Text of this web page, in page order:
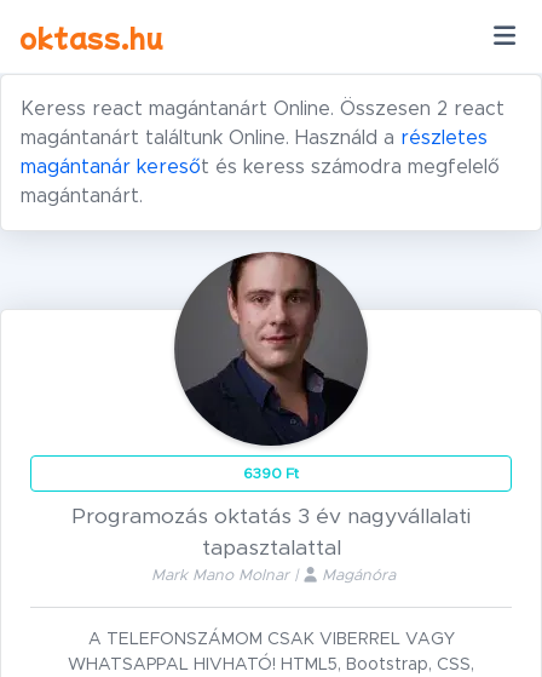
oktass.hu
Keress react magántanárt Online. Összesen 2 react
magántanárt találtunk Online. Használd a részletes
magántanár keresőt és keress számodra megfelelő
magántanárt.
6390 Ft
Programozás oktatás 3 év nagyvállalati
tapasztalattal
Mark Mano Molnar | Magánóra
A TELEFONSZÁMOM CSAK VIBERREL VAGY
WHATSAPPAL HIVHATÓ! HTML5, Bootstrap, CSS,